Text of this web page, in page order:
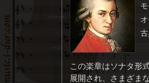
この楽章はソナタ形
展開され、さまざま